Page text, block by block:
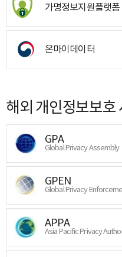
가명정보지원플랫폼
온마이데이터
해외 개인정보보호
GPA
Global Privacy Assembly
GPEN
Global Privacy
APPA
Asia Pacific Privacy